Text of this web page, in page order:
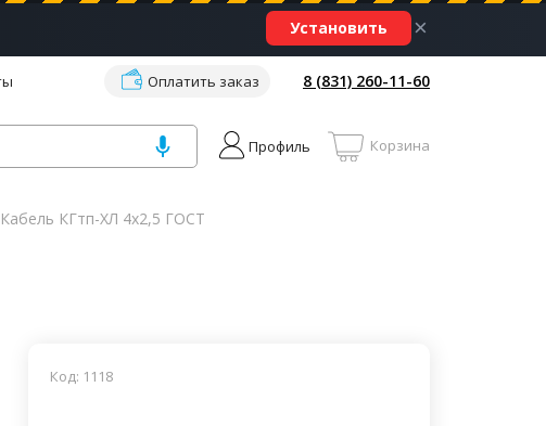
Установить ×
Оплатить заказ 8 (831) 260-11-60
Профиль Корзина
Кабель КГтп-ХЛ 4х2,5 ГОСТ
Код: 1118